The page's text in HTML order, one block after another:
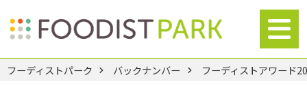
フーディストパーク バックナンバー フーディストアワード